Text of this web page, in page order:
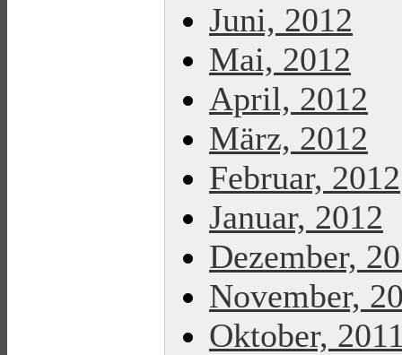
Juni, 2012
Mai, 2012
April, 2012
März, 2012
Februar, 2012
Januar, 2012
Dezember,
November,
Oktober,